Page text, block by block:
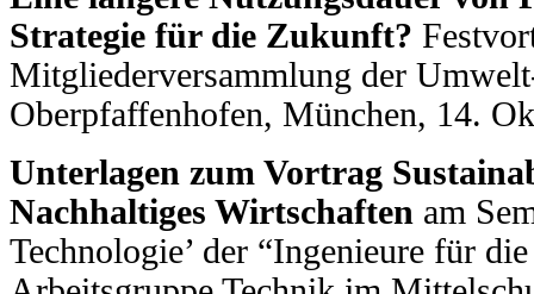
Strategie für die Zukunft?
Mitgliederversammlung der
Oberpfaffenhofen, München, 14.
Unterlagen zum Vortrag
Nachhaltiges Wirtschaften am
Technologie’ der “Ingenieure für